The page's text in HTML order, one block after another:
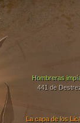
La capa de los
Hombreras
441 de